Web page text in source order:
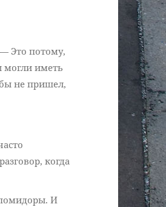
Это потому,
могли иметь
не пришел,
когда
И